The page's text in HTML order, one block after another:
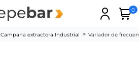
0
Campana extractora Industrial Variador de